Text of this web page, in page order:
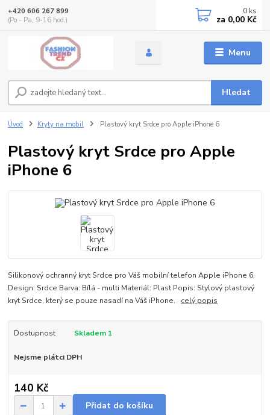
Menu
Hledat
+420 606 267 899
(Po - Pa, 9-16 hod.)
0 ks
za 0,00 Kč
Úvod Kryty na mobil Plastový kryt Srdce pro Apple iPhone 6
Plastový kryt Srdce pro Apple
iPhone 6
Silikonový ochranný kryt Srdce pro Váš mobilní telefon Apple iPhone 6.
Design: Srdce Barva: Bílá - multi Materiál: Plast Popis: Stylový plastový
kryt Srdce, který se pouze nasadí na Váš iPhone. celý popis
Dostupnost Skladem 1
Nejsme plátci DPH
140 Kč
Přidat do košíku